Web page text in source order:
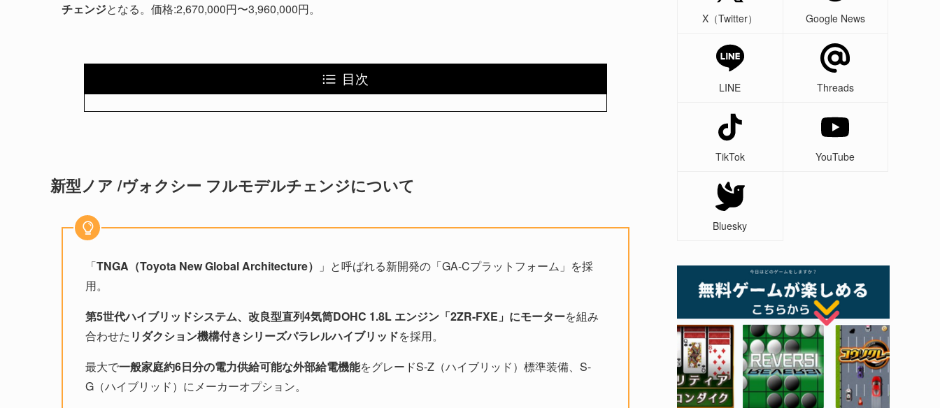
チェンジとなる。価格:2,670,000円〜3,960,000円。
目次
新型ノア /ヴォクシー フルモデルチェンジについて
「TNGA（Toyota New Global Architecture）
」と呼ばれる新開発の「GA-Cプラットフォーム」を採
用。
第5世代ハイブリッドシステム、改良型直列4気筒DOHC 1.8L エンジン「2ZR-FXE」にモーターを組み
合わせた リダクション機構付きシリーズパラレルハイブリッドを採用。
最大で一般家庭約6日分の電力供給可能な外部給電機能をグレードS-Z（ハイブリッド）標準装備、S-
G（ハイブリッド）にメーカーオプション。
X（Twitter） Google News
LINE Threads
TikTok YouTube
Bluesky